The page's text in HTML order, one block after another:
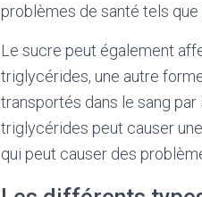
problèmes de santé tels que
Le sucre peut également
triglycérides, une autre
transportés dans le sang
triglycérides peut causer
qui peut causer des